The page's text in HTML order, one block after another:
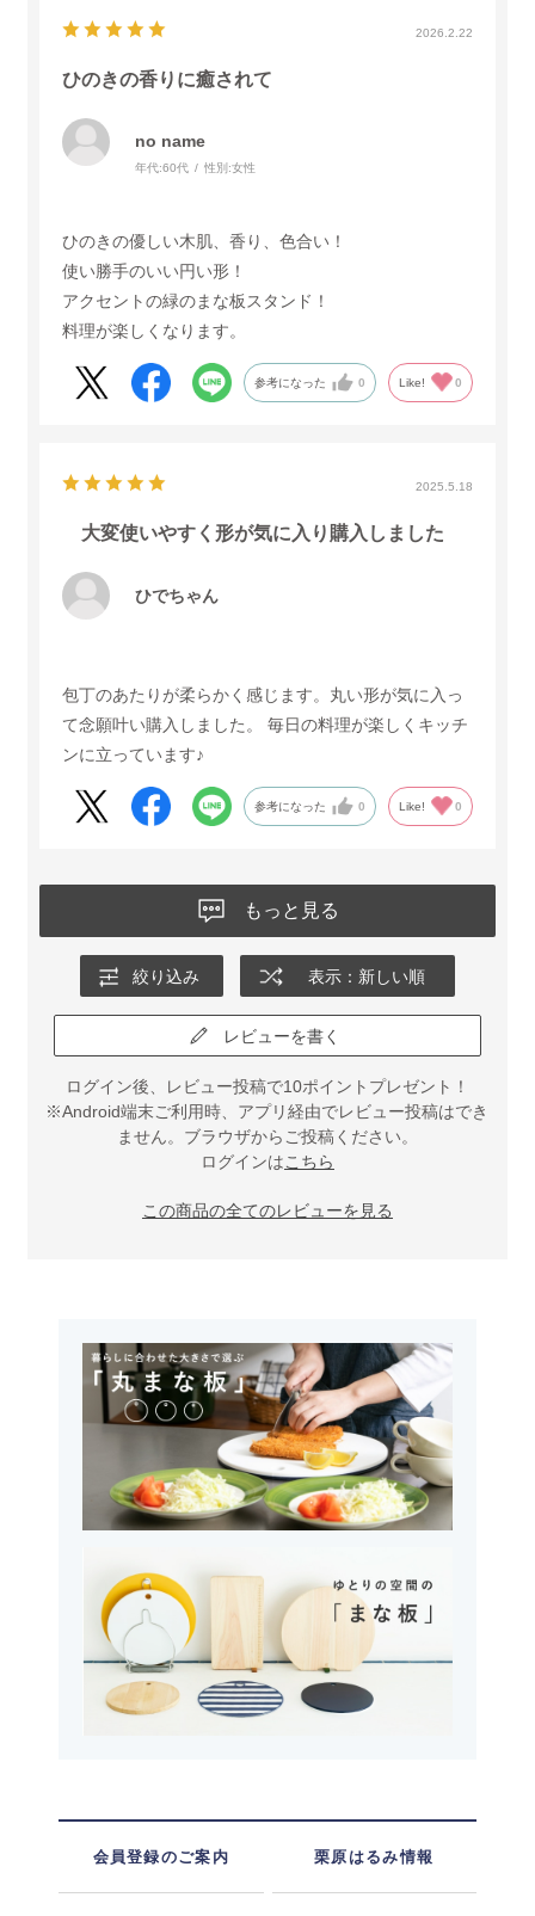
2026.2.22
ひのきの香りに癒されて
no name
年代:60代 性別:女性
ひのきの優しい木肌、香り、色合い！
使い勝手のいい円い形！
アクセントの緑のまな板スタンド！
料理が楽しくなります。
参考になった 0 Like! 0
2025.5.18
大変使いやすく形が気に入り購入しました
ひでちゃん
包丁のあたりが柔らかく感じます。丸い形が気に入っ
て念願叶い購入しました。 毎日の料理が楽しくキッチ
ンに立っています♪
参考になった 0 Like! 0
もっと見る
絞り込み 表示：新しい順
レビューを書く
ログイン後、レビュー投稿で10ポイントプレゼント！
※Android端末ご利用時、アプリ経由でレビュー投稿はでき
ません。ブラウザからご投稿ください。
ログインはこちら
この商品の全てのレビューを見る
会員登録のご案内 栗原はるみ情報